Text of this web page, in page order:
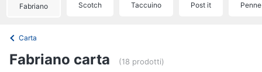
Fabriano Scotch Taccuino Post it Penne
Carta
Fabriano carta (18 prodotti)